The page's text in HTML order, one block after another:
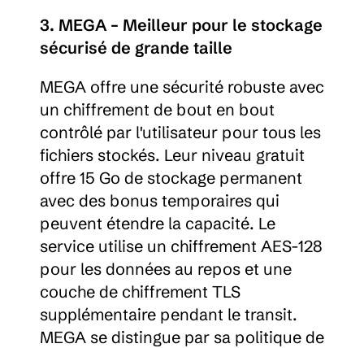
3. MEGA – Meilleur pour le stockage
sécurisé de grande taille
MEGA offre une sécurité robuste avec
un chiffrement de bout en bout
contrôlé par l'utilisateur pour tous les
fichiers stockés. Leur niveau gratuit
offre 15 Go de stockage permanent
avec des bonus temporaires qui
peuvent étendre la capacité. Le
service utilise un chiffrement AES-128
pour les données au repos et une
couche de chiffrement TLS
supplémentaire pendant le transit.
MEGA se distingue par sa politique de